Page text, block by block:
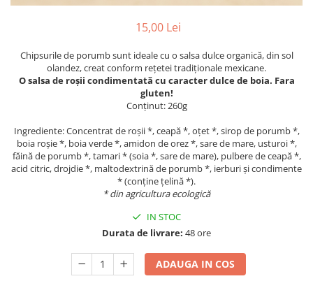
REMEDII NATURISTE
TOATE PRODUSELE
15,00 Lei
Chipsurile de porumb sunt ideale cu o salsa dulce organică, din sol
olandez, creat conform rețetei tradiționale mexicane.
O salsa de roșii condimentată cu caracter dulce de boia. Fara
gluten!
Conținut: 260g
Ingrediente: Concentrat de roșii *, ceapă *, oțet *, sirop de porumb *,
boia roșie *, boia verde *, amidon de orez *, sare de mare, usturoi *,
făină de porumb *, tamari * (soia *, sare de mare), pulbere de ceapă *,
acid citric, drojdie *, maltodextrină de porumb *, ierburi și condimente
* (conține țelină *).
* din agricultura ecologică
IN STOC
Durata de livrare: 48 ore
ADAUGA IN COS